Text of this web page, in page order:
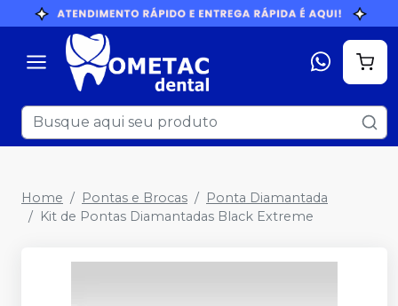
Home Pontas e Brocas
Ponta Diamantada
Kit de Pontas Diamantadas Black Extreme